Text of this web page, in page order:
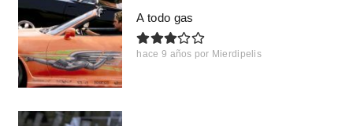
A todo gas
hace 9 años por Mierdipelis